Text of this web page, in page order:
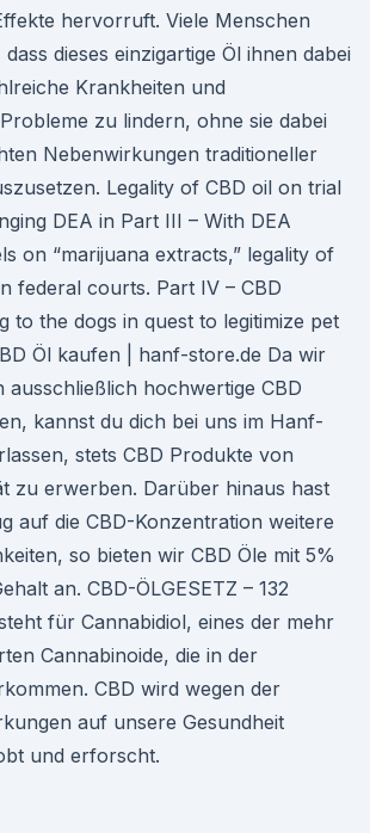
hervorruft. Viele Menschen
dieses einzigartige Öl ihnen dabei
Krankheiten und
zu lindern, ohne sie dabei
Nebenwirkungen traditioneller
Legality of CBD oil on trial
DEA in Part III – With DEA
on “marijuana extracts,” legality of
federal courts. Part IV – CBD
to the dogs in quest to legitimize pet
Öl kaufen | hanf-store.de Da wir
ausschließlich hochwertige CBD
kannst du dich bei uns im Hanf-
stets CBD Produkte von
zu erwerben. Darüber hinaus hast
auf die CBD-Konzentration weitere
so bieten wir CBD Öle mit 5%
an. CBD-ÖLGESETZ – 132
für Cannabidiol, eines der mehr
Cannabinoide, die in der
CBD wird wegen der
auf unsere Gesundheit
und erforscht.